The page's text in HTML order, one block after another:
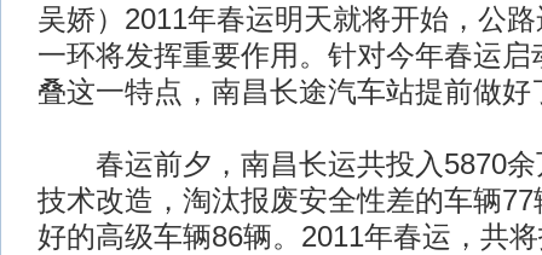
吴娇）2011年春运明天就将开始，公
一环将发挥重要作用。针对今年春运启
叠这一特点，南昌长途汽车站提前做好
春运前夕，南昌长运共投入5870余
技术改造，淘汰报废安全性差的车辆
好的高级车辆86辆。2011年春运，共